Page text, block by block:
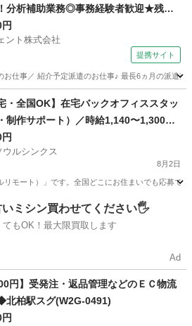
分析補助業務◎事務経験者歓迎★残業
ント株式会社
提携サイト
お仕事／ 紹介予定派遣のお仕事♪ 最長6ヵ月の派遣
その他
・全国OK】在宅バックオフィススタッ
制作サポート）／時給1,140〜1,300円
・土日祝休み／未経験OK・ブランク
ルシンクス
8月2日
リモート）」です。全国どこにお住まいでも応募
Web
いミシン買わせてください🖐️
てもOK！最大限買取します
Ad
円】受発注・返品管理などのＥＣ物流
北柏駅スグ(W2G-0491)